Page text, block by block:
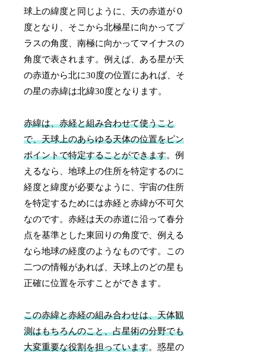
球上の緯度と同じように、天の赤道が０
度となり、そこから北極星に向かってプ
ラスの角度、南極に向かってマイナスの
角度で表されます。例えば、ある星が天
の赤道から北に30度の位置にあれば、そ
の星の赤緯は北緯30度となります。
赤緯は、赤経と組み合わせて使うこと
で、天球上のあらゆる天体の位置をピン
ポイントで特定することができます。例
えるなら、地球上の住所を特定するのに
経度と緯度が必要なように、宇宙の住所
を特定するためには赤経と赤緯が不可欠
なのです。赤経は天の赤道に沿って春分
点を基準とした東回りの角度で、例える
なら地球の経度のようなものです。この
二つの情報があれば、天球上のどの星も
正確に位置を示すことができます。
この赤緯と赤経の組み合わせは、天体観
測はもちろんのこと、占星術の分野でも
大変重要な役割を担っています。惑星の